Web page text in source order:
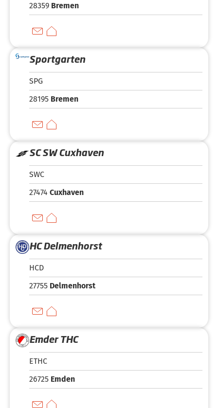
28359 Bremen
Sportgarten
SPG
28195 Bremen
SC SW Cuxhaven
SWC
27474 Cuxhaven
HC Delmenhorst
HCD
27755 Delmenhorst
Emder THC
ETHC
26725 Emden